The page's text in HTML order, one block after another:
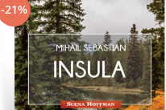
-21%